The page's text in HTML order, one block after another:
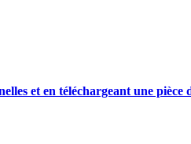
et en téléchargeant une